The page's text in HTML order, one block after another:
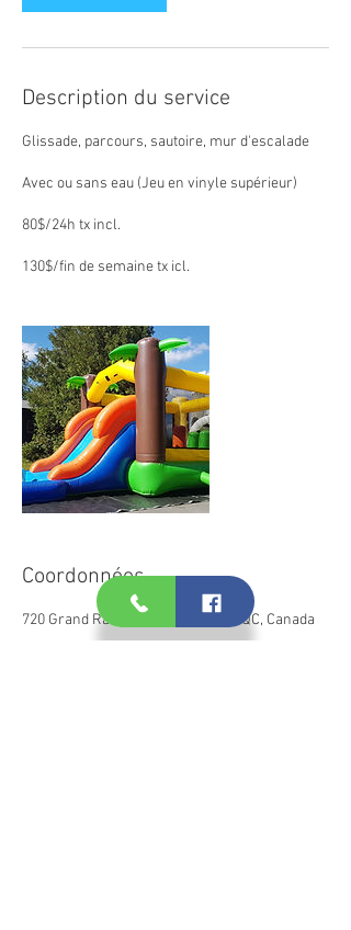
Description du service
Glissade, parcours, sautoire, mur d'escalade
Avec ou sans eau (Jeu en vinyle supérieur)
80$/24h tx incl.
130$/fin de semaine tx icl.
Coordonnées
720 Grand Rang, La Présentation, QC, Canada